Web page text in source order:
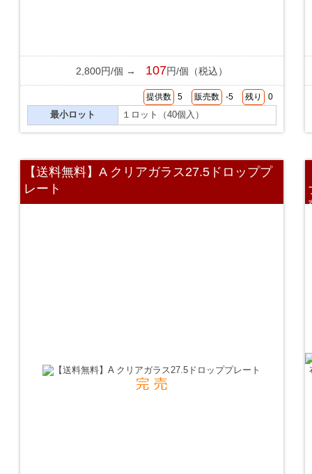
2,800円/個 → 107円/個（税込）
提供数 5 販売数 -5 残り 0
最小ロット １ロット（40個入）
【送料無料】A クリアガラス27.5ドロッププ
レート